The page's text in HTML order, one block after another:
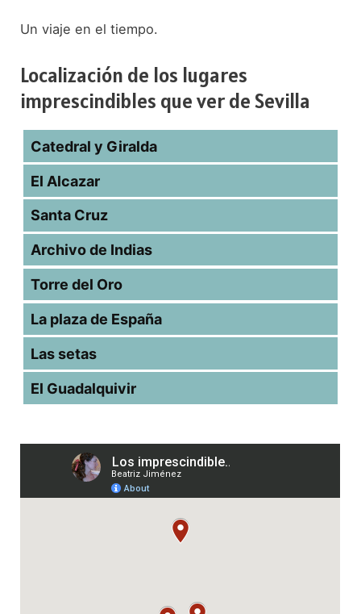
Un viaje en el tiempo.
Localización de los lugares
imprescindibles que ver de Sevilla
Catedral y Giralda
El Alcazar
Santa Cruz
Archivo de Indias
Torre del Oro
La plaza de España
Las setas
El Guadalquivir